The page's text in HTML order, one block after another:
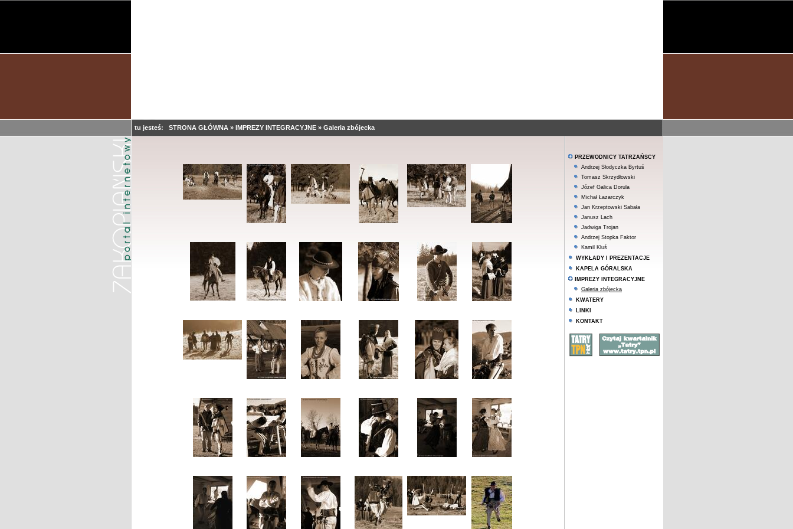
tu jesteś: STRONA GŁÓWNA » IMPREZY INTEGRACYJNE » Galeria zbójecka
PRZEWODNICY TATRZAŃSCY
Andrzej Słodyczka Byrtuś
Tomasz Skrzydłowski
Józef Galica Dorula
Michał Łazarczyk
Jan Krzeptowski Sabała
Janusz Lach
Jadwiga Trojan
Andrzej Stopka Faktor
Kamil Kluś
WYKŁADY I PREZENTACJE
KAPELA GÓRALSKA
IMPREZY INTEGRACYJNE
Galeria zbójecka
KWATERY
LINKI
KONTAKT